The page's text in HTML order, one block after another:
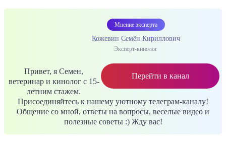
Мнение эксперта
Кожевин Семён Кириллович
Эксперт-кинолог
Перейти в канал
Привет, я Семен,
ветеринар и кинолог с 15-
летним стажем.
Присоединяйтесь к нашему уютному телеграм-каналу!
Общение со мной, ответы на вопросы, веселые видео и
полезные советы :) Жду вас!